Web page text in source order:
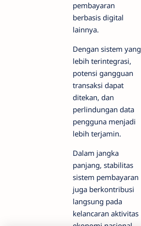
pembayaran
berbasis digital
lainnya.
Dengan sistem yang
lebih terintegrasi,
potensi gangguan
transaksi dapat
ditekan, dan
perlindungan data
pengguna menjadi
lebih terjamin.
Dalam jangka
panjang, stabilitas
sistem pembayaran
juga berkontribusi
langsung pada
kelancaran aktivitas